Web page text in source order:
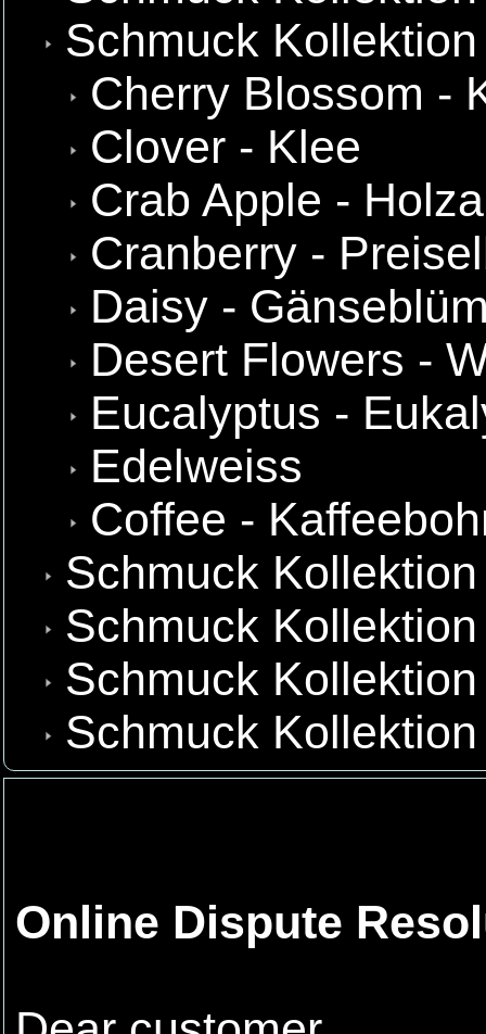
Schmuck
Cherry Blossom -
Clover - Klee
Crab Apple -
Cranberry -
Daisy -
Desert Flowers -
Eucalyptus -
Edelweiss
Coffee -
Schmuck
Schmuck
Schmuck
Schmuck
Online Dispute